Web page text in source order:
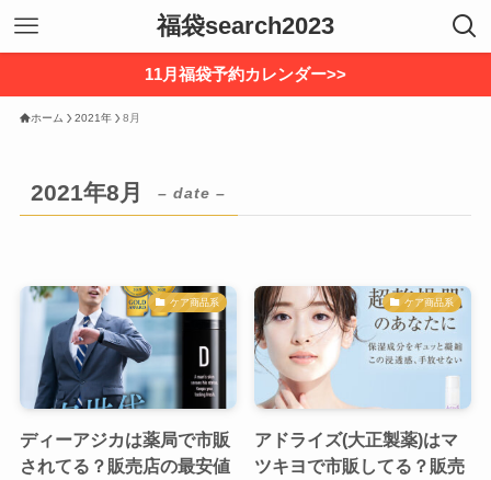
福袋search2023
11月福袋予約カレンダー>>
ホーム 2021年 8月
2021年8月 – date –
ケア商品系
ディーアジカは薬局で市販
されてる？販売店の最安値
ケア商品系
アドライズ(大正製薬)はマ
ツキヨで市販してる？販売